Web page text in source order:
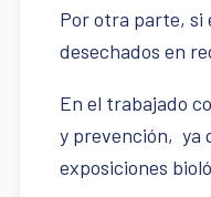
Por otra parte, si
desechados en
En el trabajado
y prevención, ya
exposiciones